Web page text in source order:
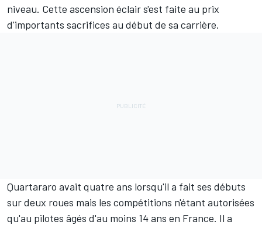
niveau. Cette ascension éclair s'est faite au prix
d'importants sacrifices au début de sa carrière.
Quartararo avait quatre ans lorsqu'il a fait ses débuts
sur deux roues mais les compétitions n'étant autorisées
qu'au pilotes âgés d'au moins 14 ans en France. Il a